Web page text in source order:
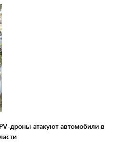
дроны атакуют автомобили в